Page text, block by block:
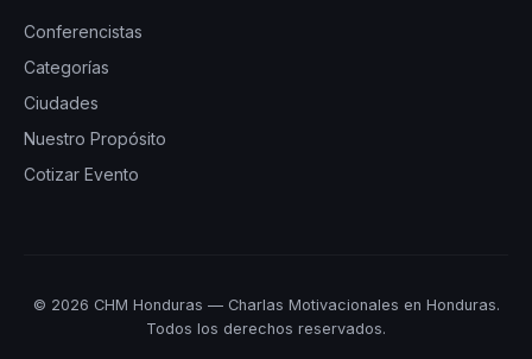
Conferencistas
Categorías
Ciudades
Nuestro Propósito
Cotizar Evento
© 2026 CHM Honduras — Charlas Motivacionales en Honduras.
Todos los derechos reservados.